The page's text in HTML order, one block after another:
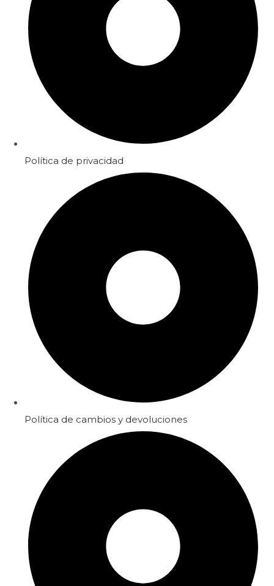
Política de privacidad
Política de cambios y devoluciones